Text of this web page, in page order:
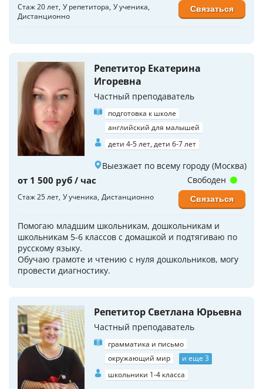
Стаж 20 лет У репетитора У ученика
Дистанционно
Связаться
Репетитор Екатерина
Игоревна
Частный преподаватель
подготовка к школе
английский для малышей
дети 4-5 лет, дети 6-7 лет
Выезжает по всему городу (Москва)
от 1 500 руб / час
Стаж 25 лет У ученика Дистанционно
Помогаю младшим школьникам, дошкольникам и
школьникам 5-6 классов с домашкой и подтягиваю по
русскому языку.
Обучаю грамоте и чтению с нуля дошкольников, могу
провести диагностику.
Свободен
Связаться
Репетитор Светлана Юрьевна
Частный преподаватель
грамматика и письмо
окружающий мир
и еще 3
школьники 1-4 класса